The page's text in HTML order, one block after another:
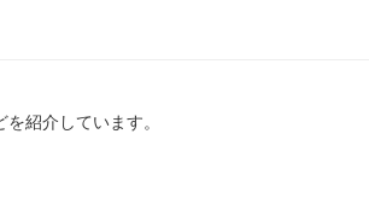
紹介しています。